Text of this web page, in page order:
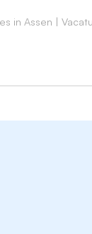
met
bestuurlijke
in het
in Assen |